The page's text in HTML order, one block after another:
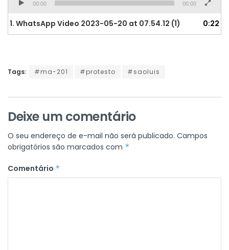
00:00 00:00
1. WhatsApp Video 2023-05-20 at 07.54.12 (1) 0:22
Tags: #ma-201 #protesto #saoluis
Deixe um comentário
O seu endereço de e-mail não será publicado. Campos
obrigatórios são marcados com *
Comentário *